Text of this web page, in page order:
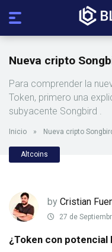
Nueva cripto
Para comprender la
Token, primero una
subyacente Songbird .
Inicio » Nueva cripto
Altcoins
by Cristian
27 de
¿Token con potencial